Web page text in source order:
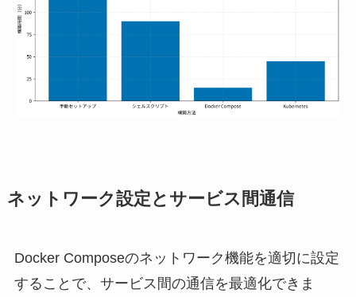
ネットワーク設定とサービス間通信
Docker Composeのネットワーク機能を適切に設定
することで、サービス間の通信を最適化できま